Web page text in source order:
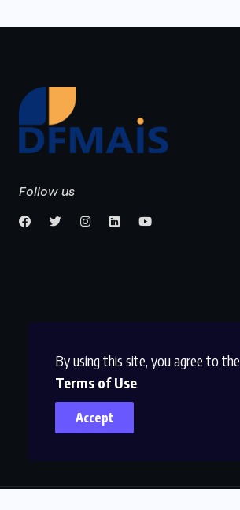
By using this site, you agree to the
Terms of Use.
Accept
Follow us